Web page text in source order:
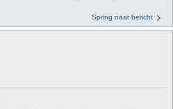
Spring naar bericht